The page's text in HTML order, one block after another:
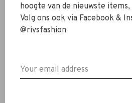
SALE
About us
hoogte van de nieuwste
Volg ons ook via Facebook &
@rivsfashion